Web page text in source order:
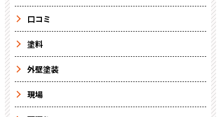
口コミ
塗料
外壁塗装
現場